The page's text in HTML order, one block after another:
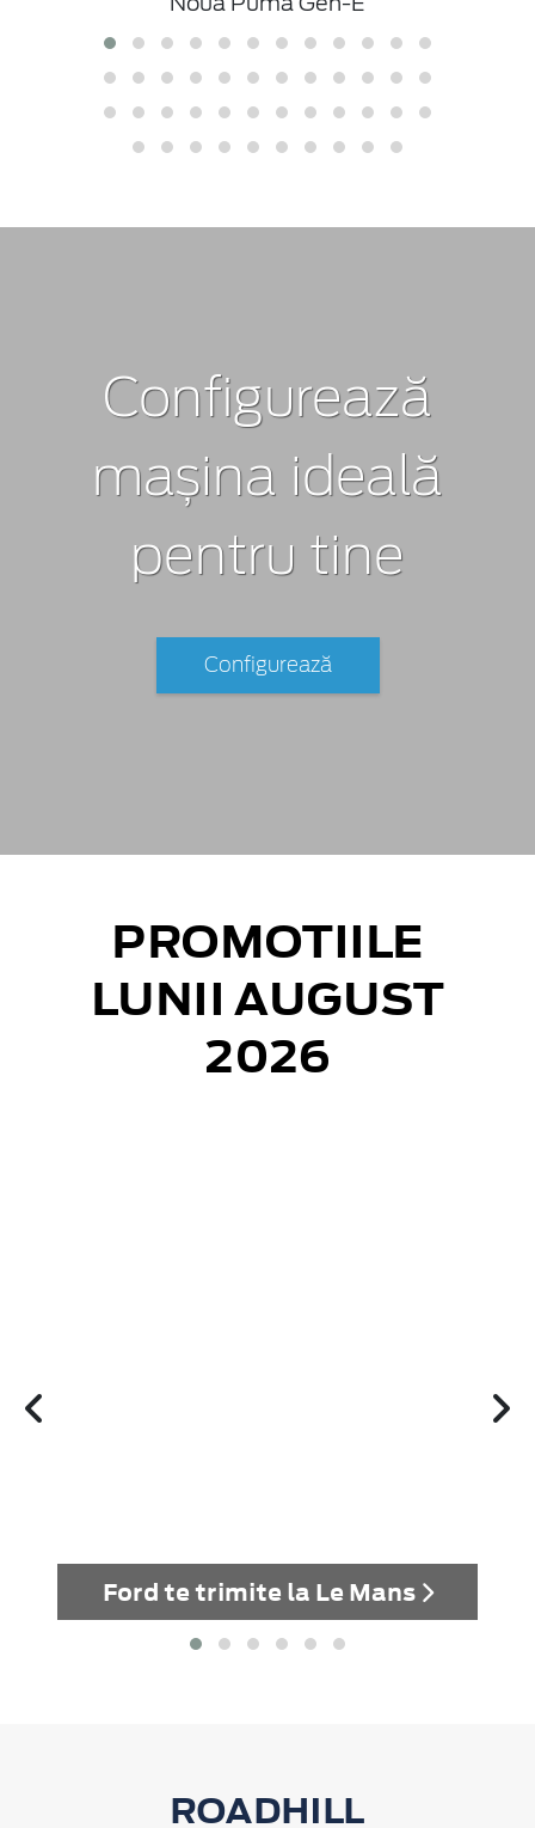
Configurează
mașina ideală
pentru tine
Configurează
PROMOTIILE
LUNII AUGUST
2026
Ford te trimite la Le Mans
ROADHILL